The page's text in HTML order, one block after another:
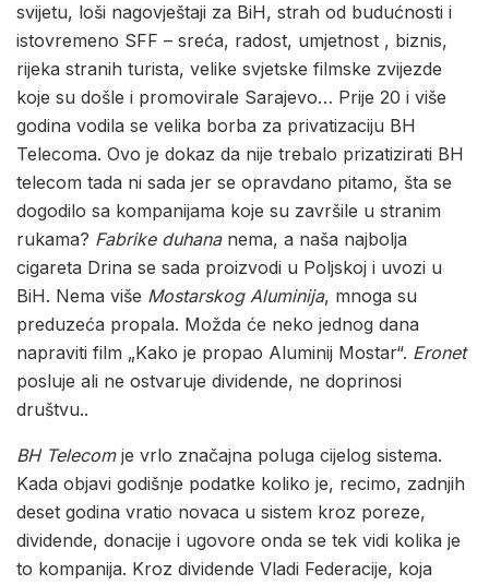
svijetu, loši nagovještaji za BiH, strah od budućnosti i
istovremeno SFF – sreća, radost, umjetnost , biznis,
rijeka stranih turista, velike svjetske filmske zvijezde
koje su došle i promovirale Sarajevo… Prije 20 i više
godina vodila se velika borba za privatizaciju BH
Telecoma. Ovo je dokaz da nije trebalo prizatizirati BH
telecom tada ni sada jer se opravdano pitamo, šta se
dogodilo sa kompanijama koje su završile u stranim
rukama? Fabrike duhananema, a naša najbolja
cigareta Drina se sada proizvodi u Poljskoj i uvozi u
BiH. Nema više Mostarskog Aluminija, mnoga su
preduzeća propala. Možda će neko jednog dana
napraviti film „Kako je propao Aluminij Mostar“. Eronet
posluje ali ne ostvaruje dividende, ne doprinosi
društvu..
BH Telecomje vrlo značajna poluga cijelog sistema.
Kada objavi godišnje podatke koliko je, recimo, zadnjih
deset godina vratio novaca u sistem kroz poreze,
dividende, donacije i ugovore onda se tek vidi kolika je
to kompanija. Kroz dividende Vladi Federacije, koja